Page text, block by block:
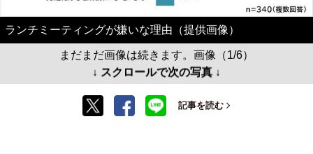
ランチミーティングが嫌いな理由（提供画像）
まだまだ画像は続きます。画像（1/6）
↓ スクロールで次の写真 ↓
記事を読む